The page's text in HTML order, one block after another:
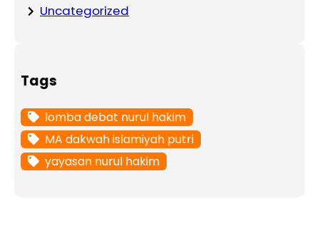
Uncategorized
Tags
lomba debat nurul hakim
MA dakwah islamiyah putri
yayasan nurul hakim